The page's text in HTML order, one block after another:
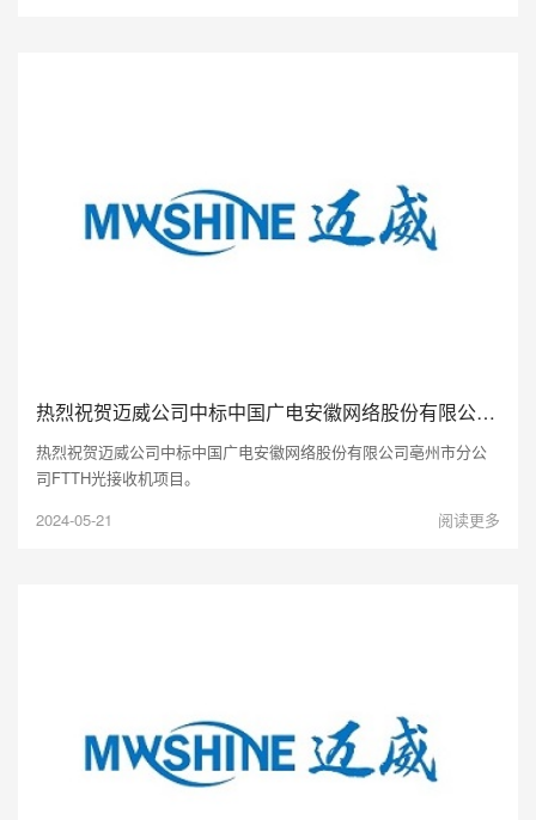
热烈祝贺迈威公司中标中国广电安徽网络股份有限公司亳州市分公司FTTH光接收机项目。
热烈祝贺迈威公司中标中国广电安徽网络股份有限公司亳州市分公
司FTTH光接收机项目。
2024-05-21
阅读更多